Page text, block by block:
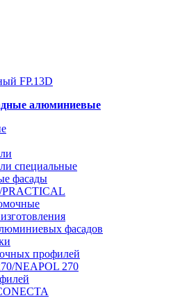
алюминиевые
специальные
фасады
фасадов
профилей
NEAPOL 270